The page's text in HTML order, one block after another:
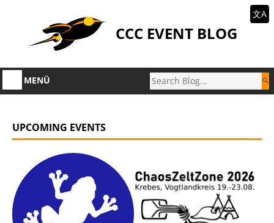
CCC EVENT BLOG
文A
MENÜ
UPCOMING EVENTS